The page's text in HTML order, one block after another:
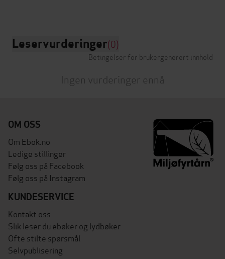
Leservurderinger(0)
Betingelser for brukergenerert innhold
Ingen vurderinger ennå
OM OSS
Om Ebok.no
Ledige stillinger
Følg oss på Facebook
Følg oss på Instagram
KUNDESERVICE
Kontakt oss
Slik leser du ebøker og lydbøker
Ofte stilte spørsmål
Selvpublisering